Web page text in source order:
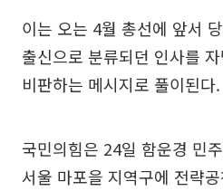
이는 오는 4월 총선에 앞서
출신으로 분류되던 인사를
비판하는 메시지로 풀이된다.
국민의힘은 24일 함운경 민
서울 마포을 지역구에 전략